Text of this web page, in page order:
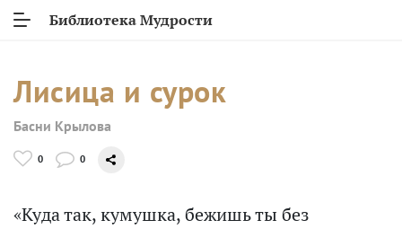
Библиотека Мудрости
Лисица и сурок
Басни Крылова
0 0
«Куда так, кумушка, бежишь ты без